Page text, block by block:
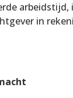
arbeidstijd,
in